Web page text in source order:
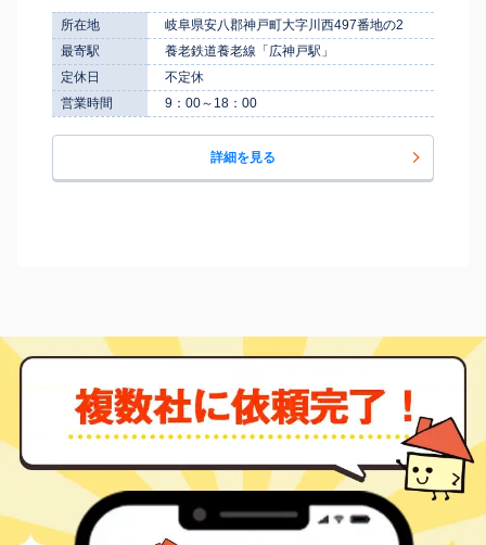
所在地
岐阜県安八郡神戸町大字川西497番地の2
最寄駅
養老鉄道養老線「広神戸駅」
定休日
不定休
営業時間
9：00～18：00
詳細を見る